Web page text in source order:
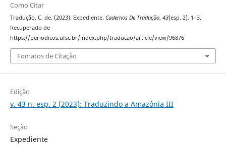
Como Citar
Tradução, C. de. (2023). Expediente. Cadernos De Tradução, 43(esp. 2), 1–3.
Recuperado de
https://periodicos.ufsc.br/index.php/traducao/article/view/96876
Fomatos de Citação
Edição
v. 43 n. esp. 2 (2023): Traduzindo a Amazônia III
Seção
Expediente